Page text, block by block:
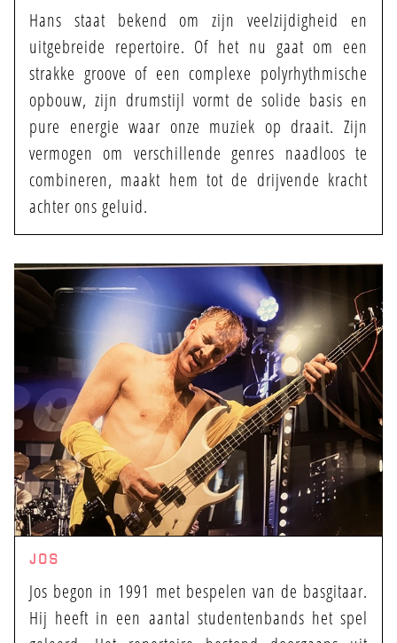
Hans staat bekend om zijn veelzijdigheid en
uitgebreide repertoire. Of het nu gaat om een
strakke groove of een complexe polyrhythmische
opbouw, zijn drumstijl vormt de solide basis en
pure energie waar onze muziek op draait. Zijn
vermogen om verschillende genres naadloos te
combineren, maakt hem tot de drijvende kracht
achter ons geluid.
JOS
Jos begon in 1991 met bespelen van de basgitaar.
Hij heeft in een aantal studentenbands het spel